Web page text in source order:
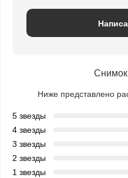
Снимок
Ниже представлено
5 звезды
4 звезды
3 звезды
2 звезды
1 звезды